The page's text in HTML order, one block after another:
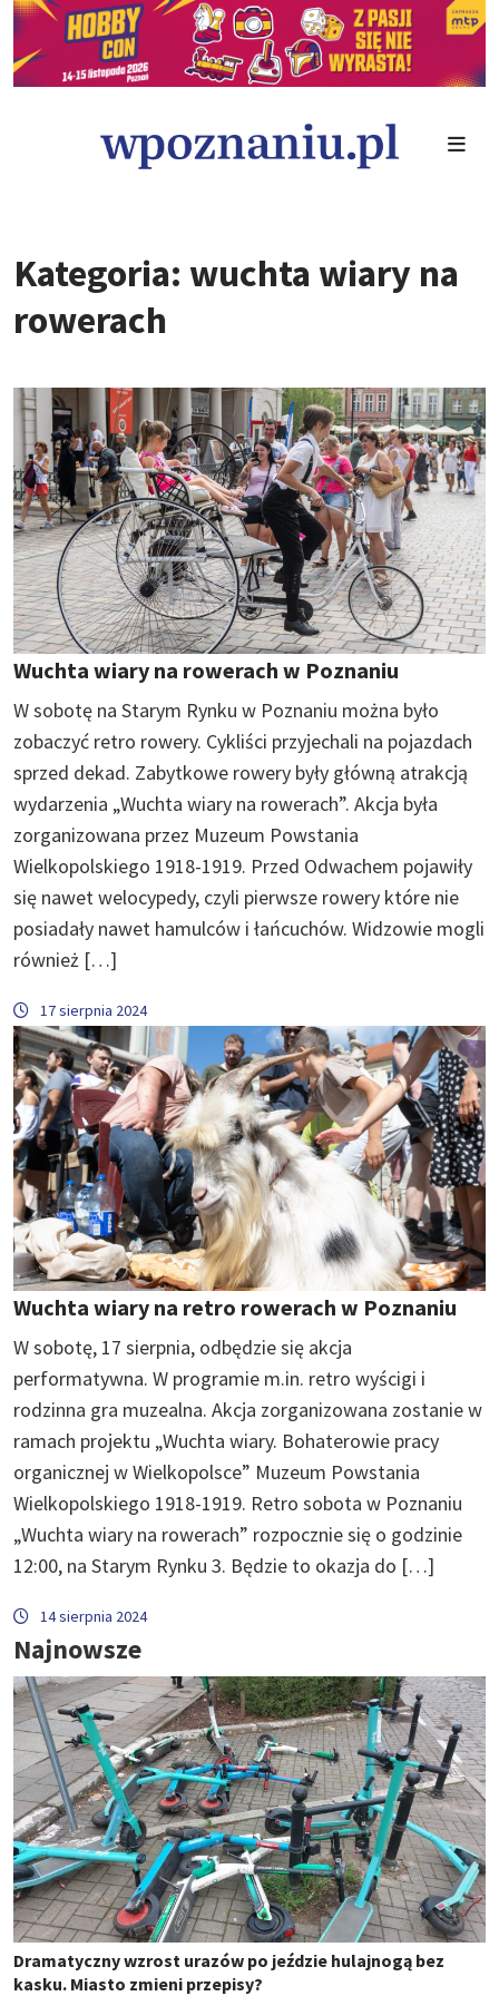
Kategoria: wuchta wiary na
rowerach
Wuchta wiary na rowerach w Poznaniu
W sobotę na Starym Rynku w Poznaniu można było
zobaczyć retro rowery. Cykliści przyjechali na pojazdach
sprzed dekad. Zabytkowe rowery były główną atrakcją
wydarzenia „Wuchta wiary na rowerach”. Akcja była
zorganizowana przez Muzeum Powstania
Wielkopolskiego 1918-1919. Przed Odwachem pojawiły
się nawet welocypedy, czyli pierwsze rowery które nie
posiadały nawet hamulców i łańcuchów. Widzowie mogli
również […]
17 sierpnia 2024
Wuchta wiary na retro rowerach w Poznaniu
W sobotę, 17 sierpnia, odbędzie się akcja
performatywna. W programie m.in. retro wyścigi i
rodzinna gra muzealna. Akcja zorganizowana zostanie w
ramach projektu „Wuchta wiary. Bohaterowie pracy
organicznej w Wielkopolsce” Muzeum Powstania
Wielkopolskiego 1918-1919. Retro sobota w Poznaniu
„Wuchta wiary na rowerach” rozpocznie się o godzinie
12:00, na Starym Rynku 3. Będzie to okazja do […]
14 sierpnia 2024
Najnowsze
Dramatyczny wzrost urazów po jeździe hulajnogą bez
kasku. Miasto zmieni przepisy?